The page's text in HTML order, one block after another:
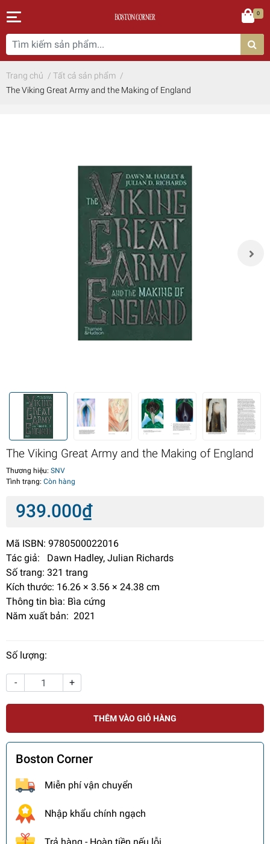
0
Trang chủ / Tất cả sản phẩm /
The Viking Great Army and the Making of England
The Viking Great Army and the Making of England
Thương hiệu: SNV
Tình trạng: Còn hàng
939.000₫
Mã ISBN: 9780500022016
Tác giả: Dawn Hadley, Julian Richards
Số trang: 321 trang
Kích thước: 16.26 × 3.56 × 24.38 cm
Thông tin bìa: Bìa cứng
Năm xuất bản: 2021
Số lượng:
- +
THÊM VÀO GIỎ HÀNG
Boston Corner
Miễn phí vận chuyển
Nhập khẩu chính ngạch